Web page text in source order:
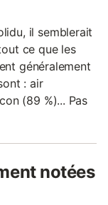
il semblerait
ce que les
généralement
: air
(89 %)... Pas
notées